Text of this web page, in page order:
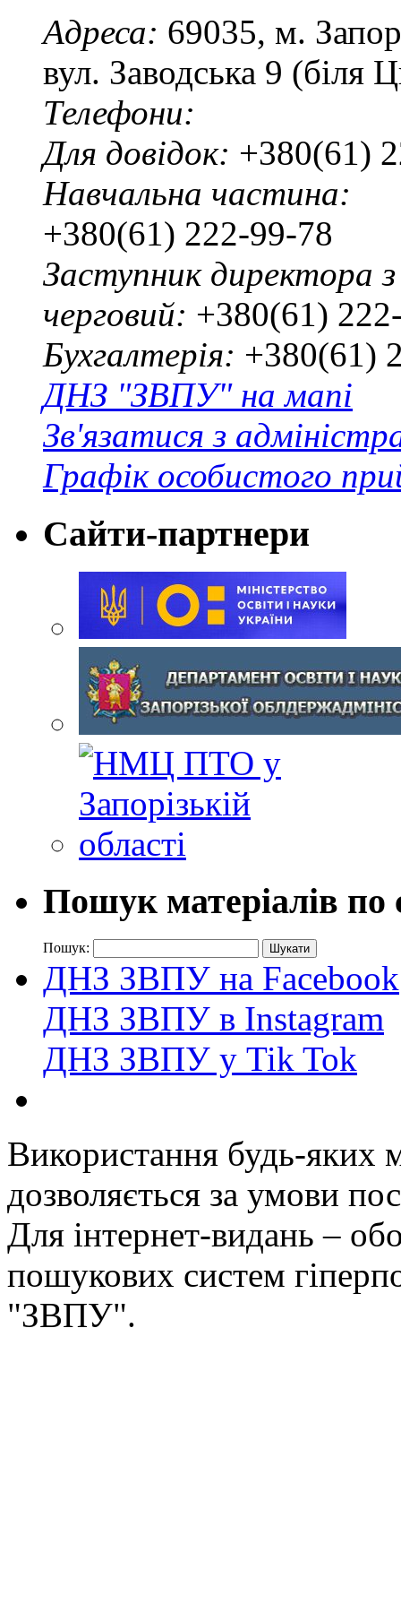
Адреса: 69035, м.
вул. Заводська 9 (біля
Телефони:
Для довідок: +380(61)
Навчальна частина:
+380(61) 222-99-78
Заступник директора
черговий: +380(61)
Бухгалтерія: +380(61)
ДНЗ "ЗВПУ" на мапі
Зв'язатися з
Графік особистого
Сайти-партнери
Пошук матеріалів по
Пошук:
ДНЗ ЗВПУ на Facebook
ДНЗ ЗВПУ в Instagram
ДНЗ ЗВПУ у Tik Tok
Використання будь-яких
дозволяється за умови
Для інтернет-видань –
пошукових систем
"ЗВПУ".